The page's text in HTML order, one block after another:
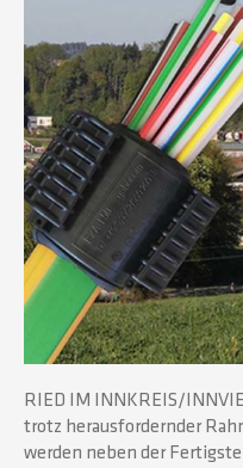
RIED IM INNKREIS/
trotz herausfordernder
werden neben der